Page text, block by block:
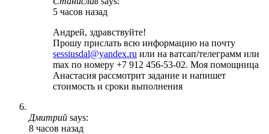
5 часов назад
Андрей, здравствуйте!
Прошу прислать всю информацию на почту
sessiusdal@yandex.ru или на ватсап/телеграмм или
max по номеру +7 912 456-53-02. Моя помощница
Анастасия рассмотрит задание и напишет
стоимость и сроки выполнения
Дмитрий says:
8 часов назад